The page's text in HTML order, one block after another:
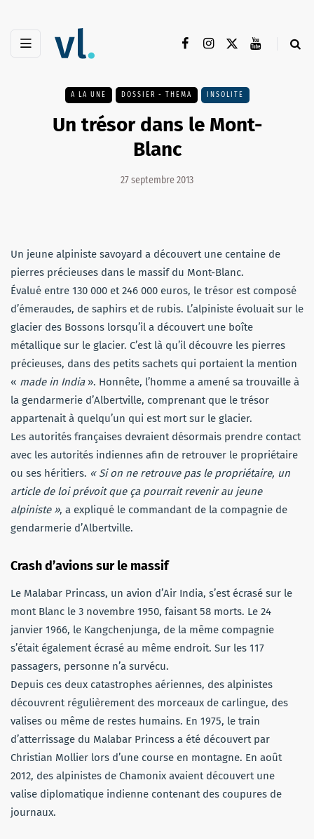
A LA UNE DOSSIER - THEMA INSOLITE
Un trésor dans le Mont-
Blanc
27 septembre 2013
Un jeune alpiniste savoyard a découvert une centaine de
pierres précieuses dans le massif du Mont-Blanc.
Évalué entre 130 000 et 246 000 euros, le trésor est composé
d’émeraudes, de saphirs et de rubis. L’alpiniste évoluait sur le
glacier des Bossons lorsqu’il a découvert une boîte
métallique sur le glacier. C’est là qu’il découvre les pierres
précieuses, dans des petits sachets qui portaient la mention
« made in India ». Honnête, l’homme a amené sa trouvaille à
la gendarmerie d’Albertville, comprenant que le trésor
appartenait à quelqu’un qui est mort sur le glacier.
Les autorités françaises devraient désormais prendre contact
avec les autorités indiennes afin de retrouver le propriétaire
ou ses héritiers. « Si on ne retrouve pas le propriétaire, un
article de loi prévoit que ça pourrait revenir au jeune
alpiniste », a expliqué le commandant de la compagnie de
gendarmerie d’Albertville.
Crash d’avions sur le massif
Le Malabar Princass, un avion d’Air India, s’est écrasé sur le
mont Blanc le 3 novembre 1950, faisant 58 morts. Le 24
janvier 1966, le Kangchenjunga, de la même compagnie
s’était également écrasé au même endroit. Sur les 117
passagers, personne n’a survécu.
Depuis ces deux catastrophes aériennes, des alpinistes
découvrent régulièrement des morceaux de carlingue, des
valises ou même de restes humains. En 1975, le train
d’atterrissage du Malabar Princess a été découvert par
Christian Mollier lors d’une course en montagne. En août
2012, des alpinistes de Chamonix avaient découvert une
valise diplomatique indienne contenant des coupures de
journaux.